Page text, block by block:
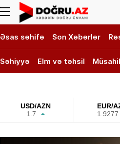
Əsas səhifə Son Xəbərlər
Səhiyyə Elm və təhsil
USD/AZN
1.7
EUR/
1.9277